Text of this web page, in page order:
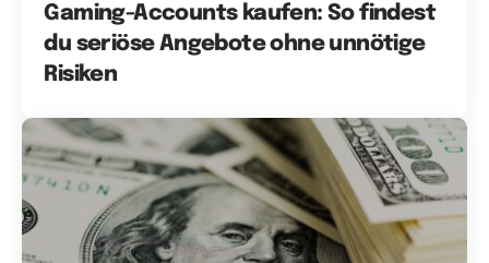
Gaming-Accounts kaufen: So findest
du seriöse Angebote ohne unnötige
Risiken